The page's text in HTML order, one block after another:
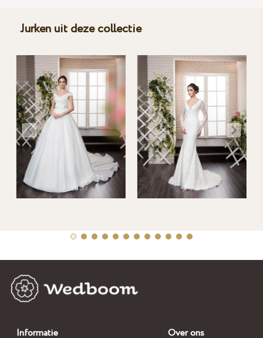
Jurken uit deze collectie
Informatie Over ons